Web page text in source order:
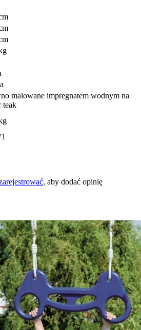
malowane impregnatem wodnym na
teak
, aby dodać opinię